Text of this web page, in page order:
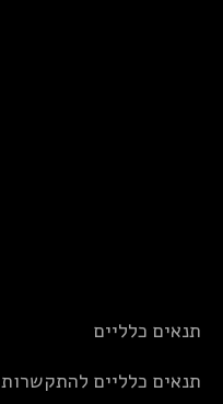
תנאים כלליים
תנאים כלליים להתקשרות